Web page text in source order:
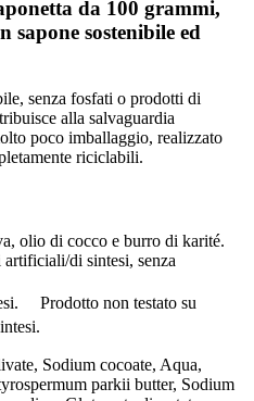
da 100 grammi,
sapone sostenibile ed
senza fosfati o prodotti di
alla salvaguardia
poco imballaggio, realizzato
riciclabili.
olio di cocco e burro di karité.
di sintesi, senza
Prodotto non testato su
Sodium cocoate, Aqua,
parkii butter, Sodium